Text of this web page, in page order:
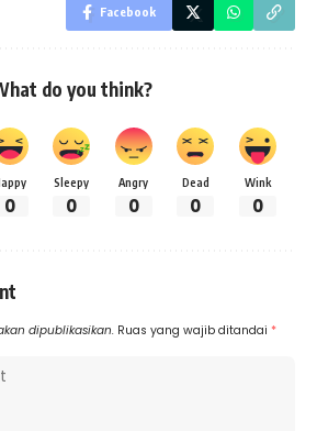
Facebook
do you think?
0
Sleepy
0
Angry
0
Dead
0
Wink
0
dipublikasikan. Ruas yang wajib ditandai *